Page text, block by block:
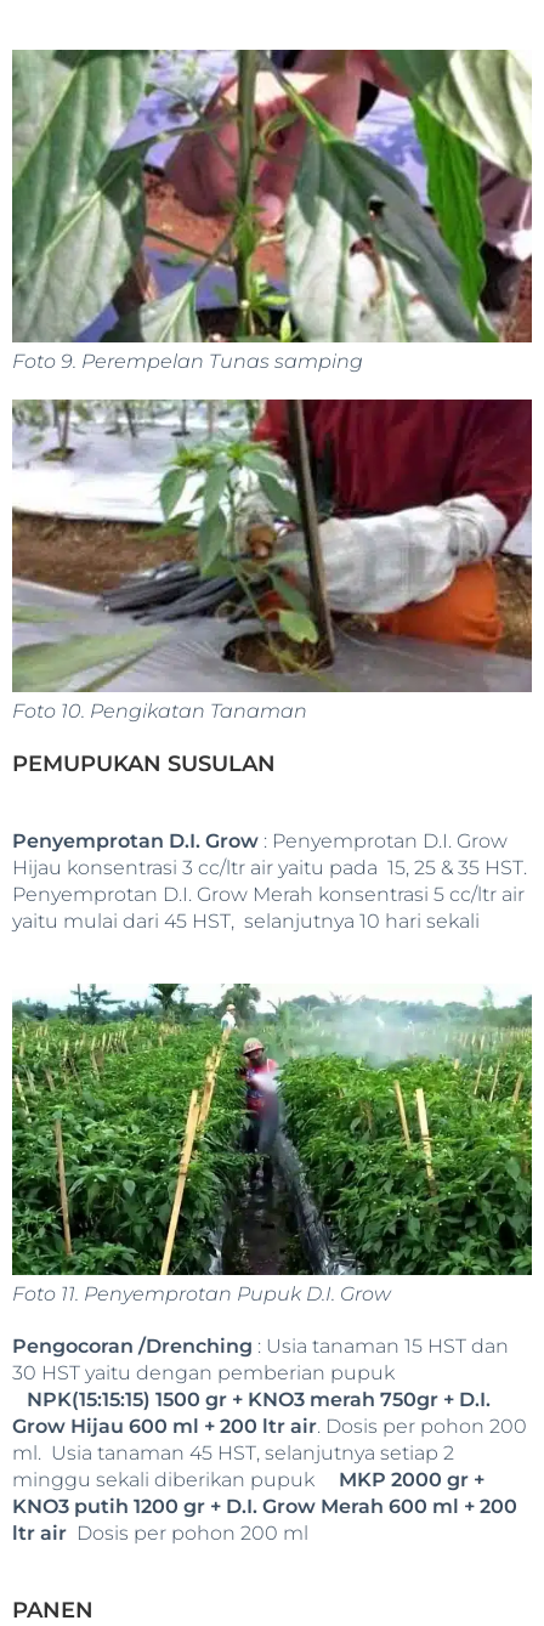
Foto 9. Perempelan Tunas samping
Foto 10. Pengikatan Tanaman
PEMUPUKAN SUSULAN
Penyemprotan D.I. Grow : Penyemprotan D.I. Grow
Hijau konsentrasi 3 cc/ltr air yaitu pada 15, 25 & 35 HST.
Penyemprotan D.I. Grow Merah konsentrasi 5 cc/ltr air
yaitu mulai dari 45 HST, selanjutnya 10 hari sekali
Foto 11. Penyemprotan Pupuk D.I. Grow
Pengocoran /Drenching : Usia tanaman 15 HST dan
30 HST yaitu dengan pemberian pupuk
NPK(15:15:15) 1500 gr + KNO3 merah 750gr + D.I.
Grow Hijau 600 ml + 200 ltr air. Dosis per pohon 200
ml. Usia tanaman 45 HST, selanjutnya setiap 2
minggu sekali diberikan pupuk MKP 2000 gr +
KNO3 putih 1200 gr + D.I. Grow Merah 600 ml + 200
ltr air Dosis per pohon 200 ml
PANEN